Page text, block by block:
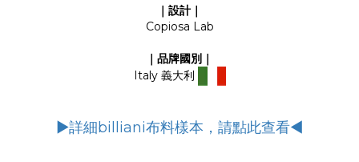
｜設計｜
Copiosa Lab
｜品牌國別｜
Italy 義大利
▶詳細billiani布料樣本，請點此查看◀